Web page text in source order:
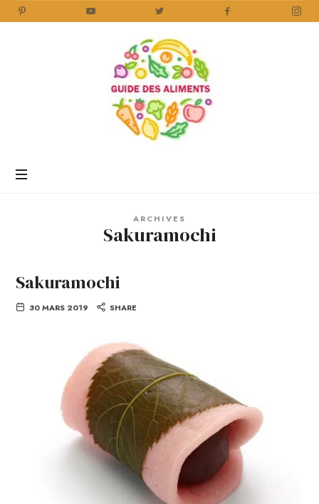
Aliments
ARCHIVES
Sakuramochi
Sakuramochi
30 MARS 2019 SHARE